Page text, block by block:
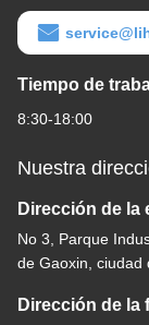
Tiempo de
8:30-18:00
Nuestra
Dirección de la
No 3, Parque
de Gaoxin, ciudad
Dirección de la